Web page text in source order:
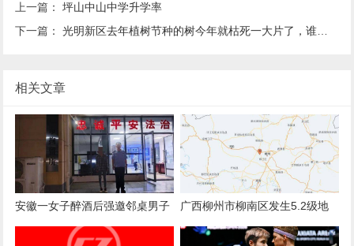
上一篇：坪山中山中学升学率
下一篇：光明新区去年植树节种的树今年就枯死一大片了，谁来呵护这些树？
相关文章
安徽一女子醉酒后强邀邻桌男子
拼酒，遭拒后心生不满言语辱骂
广西柳州市柳南区发生5.2级地
震 南宁、河池等地有震感